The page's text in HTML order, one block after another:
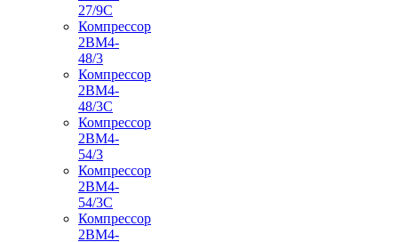
27/9С
Компрессор
2ВМ4-
48/3
Компрессор
2ВМ4-
48/3С
Компрессор
2ВМ4-
54/3
Компрессор
2ВМ4-
54/3С
Компрессор
2ВМ4-